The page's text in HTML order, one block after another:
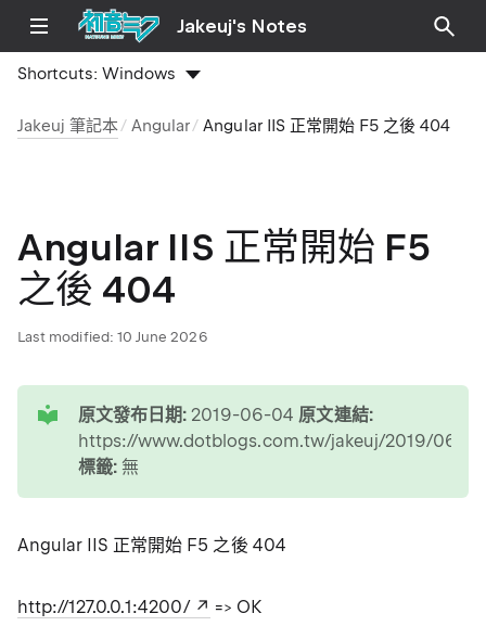
Jakeuj's Notes
Shortcuts:Windows
Jakeuj 筆記本 Angular Angular IIS 正常開始 F5 之後 404
Angular IIS 正常開始 F5
之後 404
Last modified: 10 June 2026
原文發布日期: 2019-06-04 原文連結:
https://www.dotblogs.com.tw/jakeuj/2019/06/
標籤: 無
Angular IIS 正常開始 F5 之後 404
http://127.0.0.1:4200/ => OK